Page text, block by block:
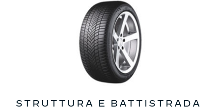
STRUTTURA E BATTISTRADA